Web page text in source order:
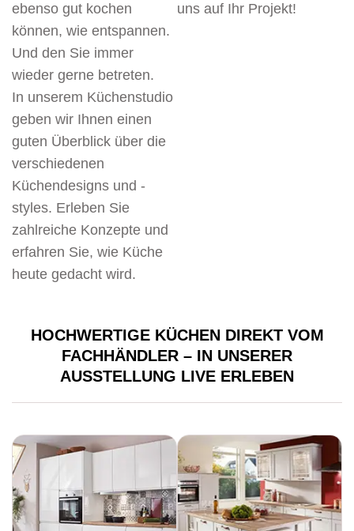
ebenso gut kochen
können, wie entspannen.
Und den Sie immer
wieder gerne betreten.
In unserem Küchenstudio
geben wir Ihnen einen
guten Überblick über die
verschiedenen
Küchendesigns und -
styles. Erleben Sie
zahlreiche Konzepte und
erfahren Sie, wie Küche
heute gedacht wird.
uns auf Ihr Projekt!
HOCHWERTIGE KÜCHEN DIREKT VOM
FACHHÄNDLER – IN UNSERER
AUSSTELLUNG LIVE ERLEBEN